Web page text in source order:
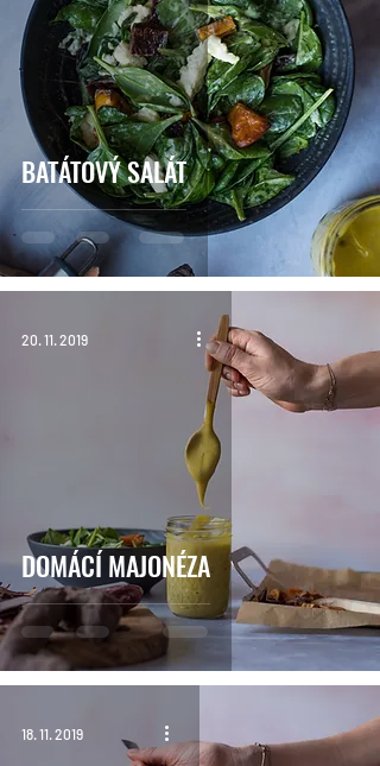
BATÁTOVÝ SALÁT
DOMÁCÍ MAJONÉZA
20. 11. 2019
18. 11. 2019